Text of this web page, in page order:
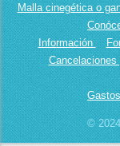
Malla cinegética o
Información
©